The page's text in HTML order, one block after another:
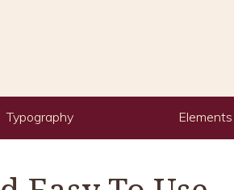
Typography Elements